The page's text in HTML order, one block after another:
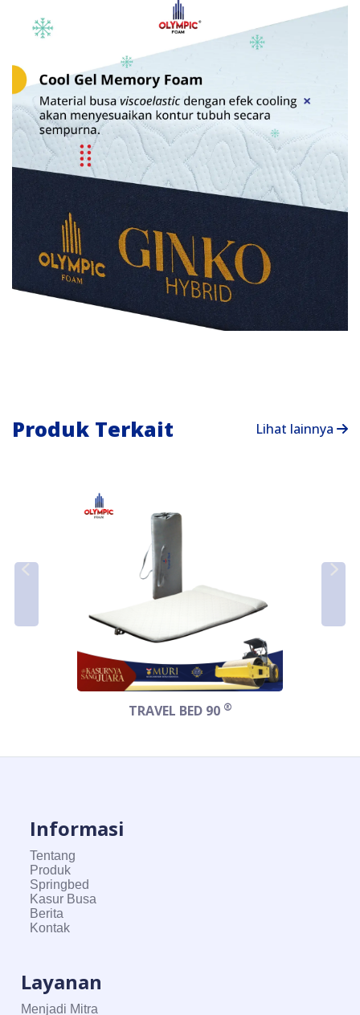
Produk Terkait Lihat lainnya
TRAVEL BED 90 ®
Informasi
Tentang
Produk
Springbed
Kasur Busa
Berita
Kontak
Layanan
Menjadi Mitra